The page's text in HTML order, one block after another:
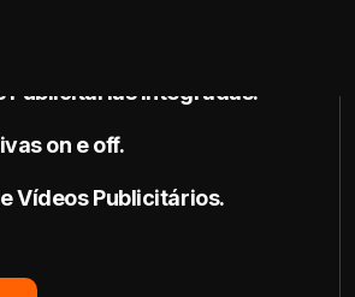
Publicitárias Integradas.
on e off.
Vídeos Publicitários.